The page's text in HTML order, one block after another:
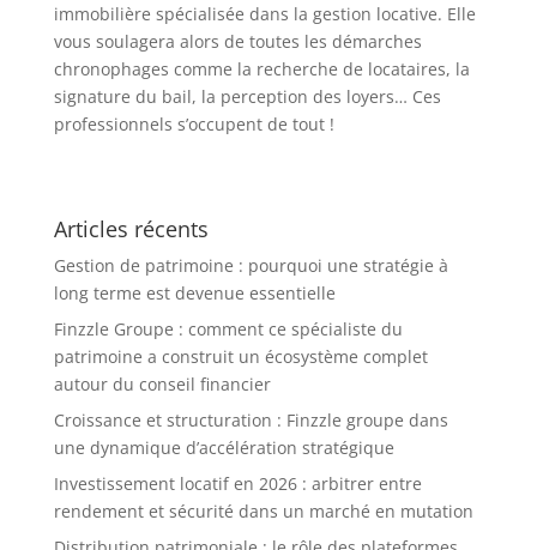
immobilière spécialisée dans la gestion locative. Elle
vous soulagera alors de toutes les démarches
chronophages comme la recherche de locataires, la
signature du bail, la perception des loyers… Ces
professionnels s’occupent de tout !
Articles récents
Gestion de patrimoine : pourquoi une stratégie à
long terme est devenue essentielle
Finzzle Groupe : comment ce spécialiste du
patrimoine a construit un écosystème complet
autour du conseil financier
Croissance et structuration : Finzzle groupe dans
une dynamique d’accélération stratégique
Investissement locatif en 2026 : arbitrer entre
rendement et sécurité dans un marché en mutation